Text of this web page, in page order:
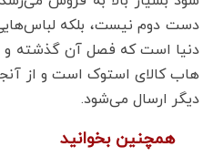
دست دوم نیست، بلکه
دنیا است که فصل آن گذشته و
هاب کالای استوک است و از
دیگر ارسال می‌شود.
همچنین بخوانید